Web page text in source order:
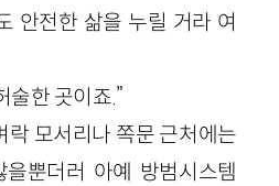
안전한 삶을 누릴 거라 여
술한 곳이죠.”
락 모서리나 쪽문 근처에는
을뿐더러 아예 방범시스템